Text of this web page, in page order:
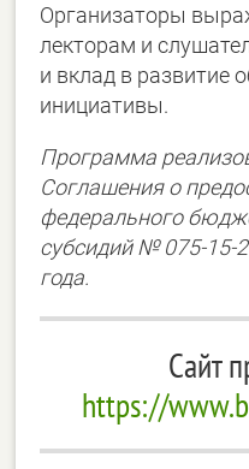
Организаторы
лекторам и
и вклад в развитие
инициативы.
Программа
Соглашения о
федерального
субсидий № 075-15-
года.
Сайт
https://